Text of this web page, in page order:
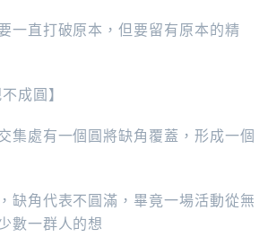
一直打破原本，但要留有原本的精
成圓】
集處有一個圓將缺角覆蓋，形成一個
缺角代表不圓滿，畢竟一場活動從無
數一群人的想